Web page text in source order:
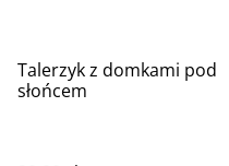
Talerzyk z domkami pod
słońcem